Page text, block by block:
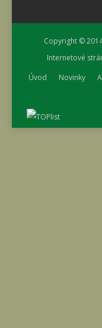
Copyright ©
Internetové
Úvod
Novinky